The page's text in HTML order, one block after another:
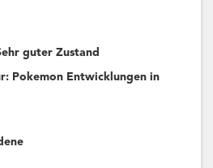
guter Zustand
Pokemon Entwicklungen in